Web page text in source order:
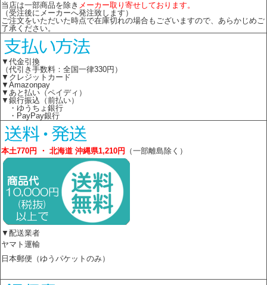
当店は一部商品を除き メーカー取り寄せしております。
（受注後にメーカーへ発注致します）
ご注文をいただいた時点で在庫切れの場合もございますので、あらかじめご
了承ください。
▼代金引換
（代引き手数料：全国一律330円）
▼クレジットカード
▼Amazonpay
▼あと払い（ペイディ）
▼銀行振込（前払い）
・ゆうちょ銀行
・PayPay銀行
本土770円 ・ 北海道 沖縄県1,210円 （一部離島除く）
▼配送業者
ヤマト運輸
日本郵便（ゆうパケットのみ）